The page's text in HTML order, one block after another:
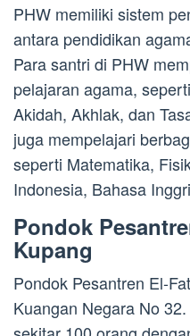
PHW memiliki sistem
antara pendidikan
Para santri di PHW
pelajaran agama,
Akidah, Akhlak, dan
juga mempelajari
seperti Matematika,
Indonesia, Bahasa
Pondok
Kupang
Pondok Pesantren El-
Kuangan Negara No